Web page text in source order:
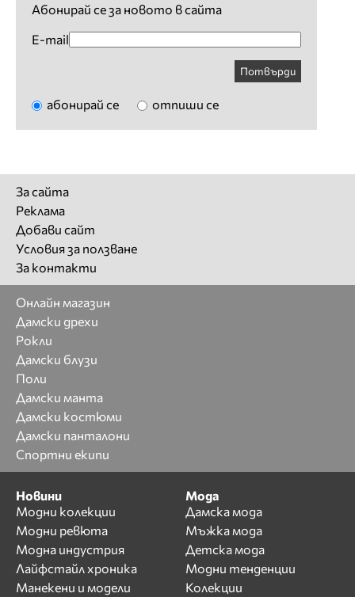
Абонирай се за новото в сайта
E-mail
Потвърди
абонирай се отпиши се
За сайта
Реклама
Добави сайт
Условия за ползване
За контакти
Онлайн магазин
Дамски дрехи
Рокли
Дамски блузи
Поли
Дамски манта
Дамски костюми
Дамски панталони
Спортни екипи
Новини
Модни колекции
Модни ревюта
Модна индустрия
Лайфстайл хроника
Манекени и модели
Мода
Дамска мода
Мъжка мода
Детска мода
Модни тенденции
Колекции